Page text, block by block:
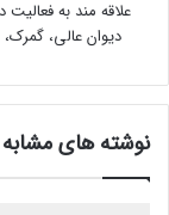
علاقه مند به
دیوان عالی، گمرک،
نوشته های مشابه